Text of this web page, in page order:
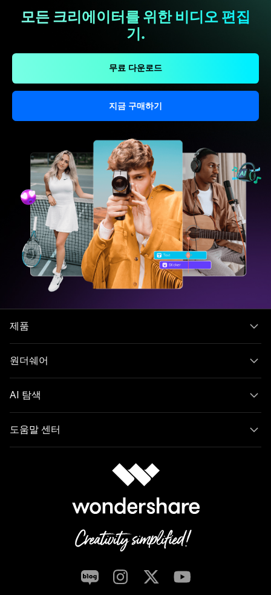
모든 크리에이터를 위한 비디오 편집
기.
무료 다운로드
지금 구매하기
제품
원더쉐어
AI 탐색
도움말 센터